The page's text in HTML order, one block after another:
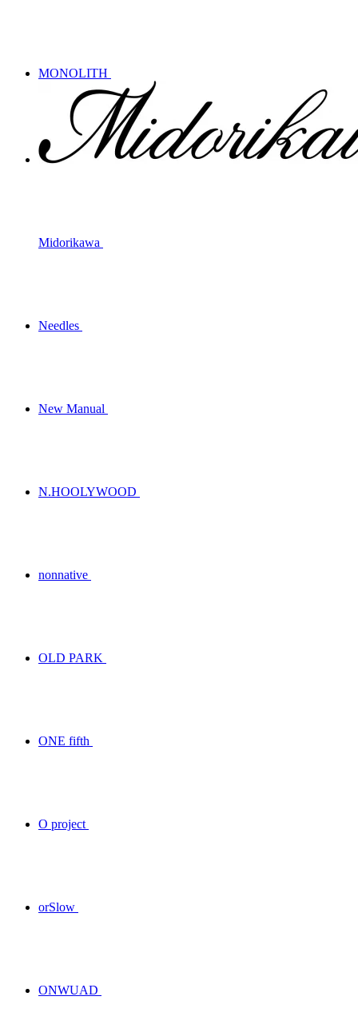
MONOLITH
Midorikawa
Needles
New Manual
N.HOOLYWOOD
nonnative
OLD PARK
ONE fifth
O project
orSlow
ONWUAD